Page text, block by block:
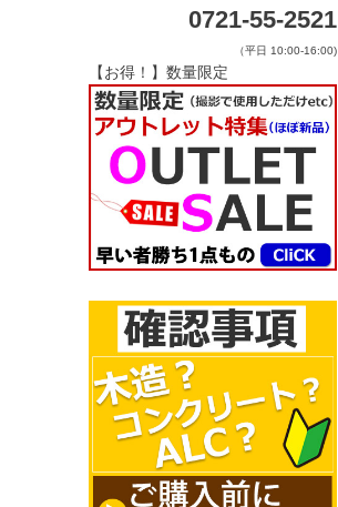
0721-55-2521
（平日 10:00-16:00)
【お得！】数量限定